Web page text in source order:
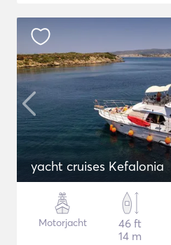
yacht cruises Kefalonia
Motorjacht
46 ft
14 m